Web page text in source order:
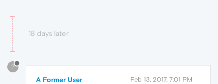
18 days later
?
A Former User Feb 13, 2017, 7:01 PM